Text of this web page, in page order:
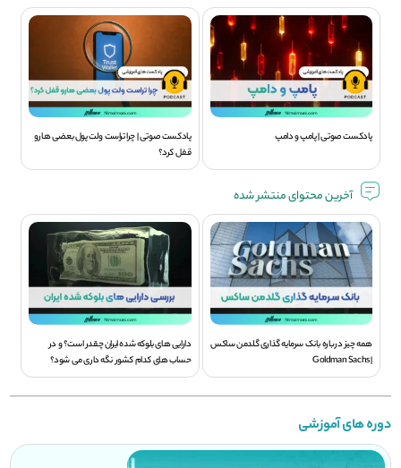
پادکست صوتی | پامپ و دامپ
پادکست صوتی | چرا تراست ولت پول بعضی هارو
قفل کرد؟
آخرین محتوای منتشر شده
همه چیز درباره بانک سرمایه گذاری گلدمن ساکس
| Goldman Sachs
دارایی های بلوکه شده ایران چقدر است؟ و در
حساب های کدام کشور نگه داری می شود؟
دوره های آموزشی